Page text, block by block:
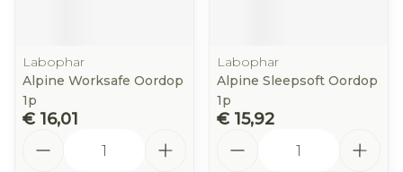
Labophar
Alpine Worksafe Oordop
1p
€ 16,01
Labophar
Alpine Sleepsoft Oordop
1p
€ 15,92